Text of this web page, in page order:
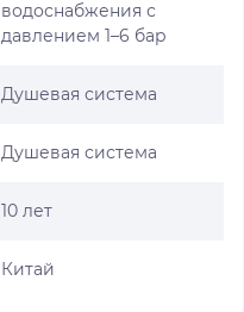
водоснабжения с
давлением 1–6 бар
Душевая система
Душевая система
10 лет
Китай